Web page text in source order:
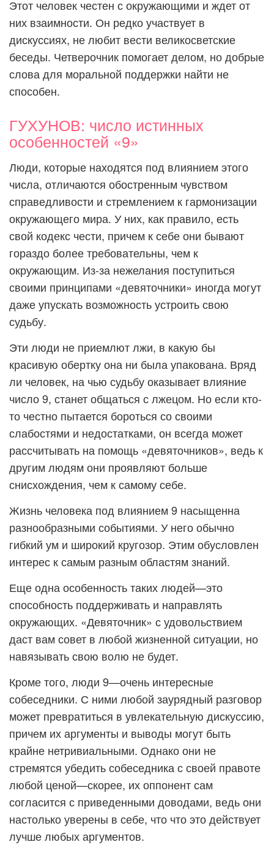
Этот человек честен с окружающими и ждет от
них взаимности. Он редко участвует в
дискуссиях, не любит вести великосветские
беседы. Четверочник помогает делом, но добрые
слова для моральной поддержки найти не
способен.
ГУХУНОВ: число истинных
особенностей «9»
Люди, которые находятся под влиянием этого
числа, отличаются обостренным чувством
справедливости и стремлением к гармонизации
окружающего мира. У них, как правило, есть
свой кодекс чести, причем к себе они бывают
гораздо более требовательны, чем к
окружающим. Из-за нежелания поступиться
своими принципами «девяточники» иногда могут
даже упускать возможность устроить свою
судьбу.
Эти люди не приемлют лжи, в какую бы
красивую обертку она ни была упакована. Вряд
ли человек, на чью судьбу оказывает влияние
число 9, станет общаться с лжецом. Но если кто-
то честно пытается бороться со своими
слабостями и недостатками, он всегда может
рассчитывать на помощь «девяточников», ведь к
другим людям они проявляют больше
снисхождения, чем к самому себе.
Жизнь человека под влиянием 9 насыщенна
разнообразными событиями. У него обычно
гибкий ум и широкий кругозор. Этим обусловлен
интерес к самым разным областям знаний.
Еще одна особенность таких людей—это
способность поддерживать и направлять
окружающих. «Девяточник» с удовольствием
даст вам совет в любой жизненной ситуации, но
навязывать свою волю не будет.
Кроме того, люди 9—очень интересные
собеседники. С ними любой заурядный разговор
может превратиться в увлекательную дискуссию,
причем их аргументы и выводы могут быть
крайне нетривиальными. Однако они не
стремятся убедить собеседника с своей правоте
любой ценой—скорее, их оппонент сам
согласится с приведенными доводами, ведь они
настолько уверены в себе, что что это действует
лучше любых аргументов.